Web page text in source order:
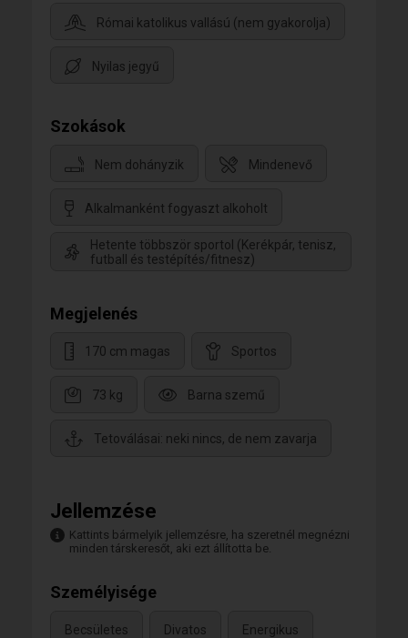
Római katolikus vallású (nem gyakorolja)
Nyilas jegyű
Szokások
Nem dohányzik Mindenevő
Alkalmanként fogyaszt alkoholt
Hetente többször sportol (Kerékpár, tenisz,
futball és testépítés/fitnesz)
Megjelenés
170 cm magas Sportos
73 kg Barna szemű
Tetoválásai: neki nincs, de nem zavarja
Jellemzése
Kattints bármelyik jellemzésre, ha szeretnél megnézni
minden társkeresőt, aki ezt állította be.
Személyisége
Becsületes Divatos Energikus